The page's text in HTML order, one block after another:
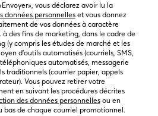
En cliquant sur le bouton « Envoyer », vous déclarez avoir lu la
données personnelles et vous donnez
de vos données à caractère
à des fins de marketing, dans le cadre de
(y compris les études de marché et les
d’outils automatisés (courriels, SMS,
automatisés, messagerie
traditionnels (courrier papier, appels
Vous pouvez retirer votre
en suivant les procédures décrites
des données personnelles ou en
bas de chaque courriel promotionnel.